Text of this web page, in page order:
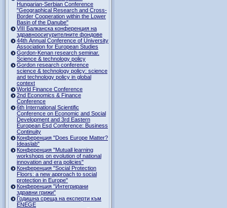
Hungarian-Serbian Conference
"Geographical Research and Cross-
Border Cooperation within the Lower
Basin of the Danube"
VIII Балканска конференция на
здравноосигурителните фондове
44th Annual Conference of University
Association for European Studies
Gordon-Kenan research seminar.
Science & technology policy
Gordon research сonference
science & technology policy: science
and technology policy in global
context
World Finance Conference
2nd Economics & Finance
Conference
6th International Scientific
Conference оn Economic and Social
Development and 3rd Eastern
European Esd Conference: Business
Continuity
Конференция "Does Europe Matter?
Ideaslab"
Конференция "Mutuall learning
workshops on evolution of national
innovation and era policies"
Конференция "Social Protection
Floors: a new approach to social
protection in Europe"
Конференция "Интегрирани
здравни грижи"
Годишна среща на експерти към
ENEGE